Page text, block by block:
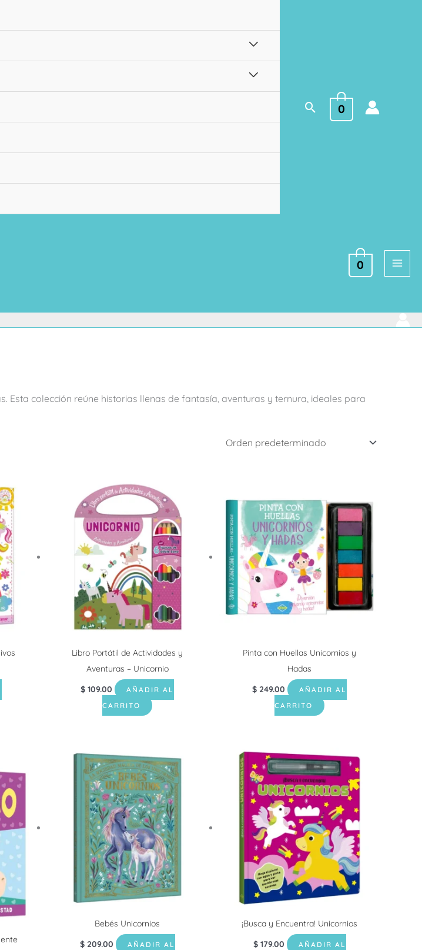
Buscar
0
0
colección reúne historias llenas de fantasía, aventuras y ternura, ideales para
Libro Portátil de Actividades y
Aventuras – Unicornio
$ 109.00
AÑADIR AL
CARRITO
Pinta con Huellas Unicornios y
Hadas
$ 249.00
AÑADIR AL
CARRITO
Bebés Unicornios
$209.00
AÑADIR AL
¡Busca y Encuentra! Unicornios
$179.00
AÑADIR AL